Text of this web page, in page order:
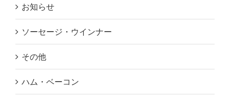
お知らせ
ソーセージ・ウインナー
その他
ハム・ベーコン